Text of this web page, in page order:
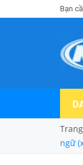
Bạn
ngữ